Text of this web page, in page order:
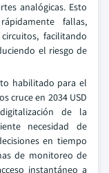
analógicas. Esto
fallas,
facilitando
el riesgo de
habilitado para el
cruce en 2034 USD
de la
necesidad de
en tiempo
de monitoreo de
instantáneo a